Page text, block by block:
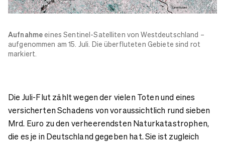
Aufnahmeeines Sentinel-Satelliten von Westdeutschland –
aufgenommen am 15. Juli. Die überfluteten Gebiete sind rot
markiert.
Die Juli-Flut zählt wegen der vielen Toten und eines
versicherten Schadens von voraussichtlich rund sieben
Mrd. Euro zu den verheerendsten Naturkatastrophen,
die es je in Deutschland gegeben hat. Sie ist zugleich